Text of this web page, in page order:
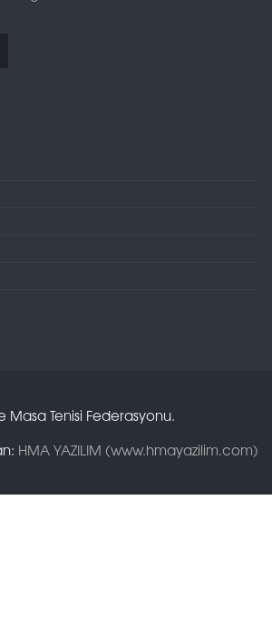
Masa Tenisi Federasyonu.
HMA YAZILIM (www.hmayazilim.com)